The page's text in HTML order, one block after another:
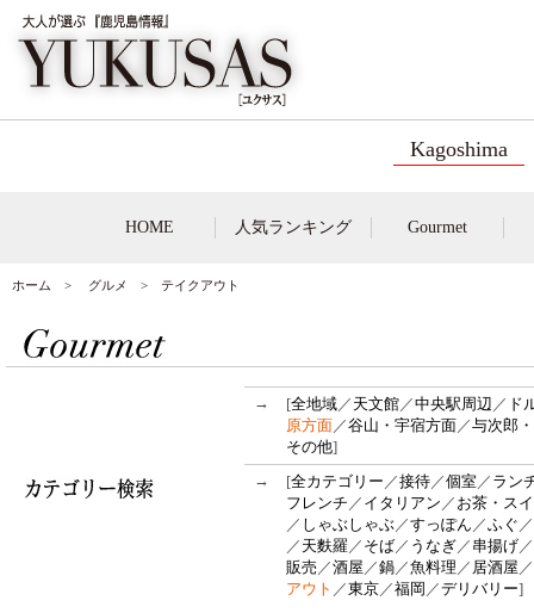
Kagoshima
HOME 人気ランキング Gourmet
ホーム > グルメ > テイクアウト
→ [全地域／ 天文館／中央駅周辺 ／ ド
原方面／谷山・宇宿方面／与次郎
その他]
→
[全カテゴリー ／接待／個室／ ラン
フレンチ ／ イタリアン ／ お茶・ス
／ しゃぶしゃぶ／すっぽん ／ふぐ ／
／ 天麩羅／ そば／ うなぎ／ 串揚げ／
販売 ／酒屋 ／鍋／魚料理 ／ 居酒屋 ／
アウト ／東京／福岡 ／デリバリー]